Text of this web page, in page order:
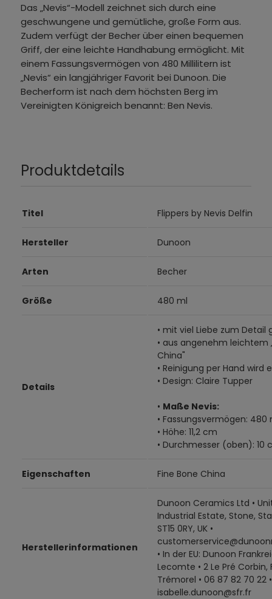
Das „Nevis“-Modell zeichnet sich durch eine
geschwungene und gemütliche, große Form aus.
Zudem verfügt der Becher über einen bequemen
Griff, der eine leichte Handhabung ermöglicht. Mit
einem Fassungsvermögen von 480 Millilitern ist
„Nevis“ ein langjähriger Favorit bei Dunoon. Die
Becherform ist nach dem höchsten Berg im
Vereinigten Königreich benannt: Ben Nevis.
Produktdetails
Titel Flippers by Nevis Delfin
Hersteller Dunoon
Arten Becher
Größe 480 ml
Details
• mit viel Liebe zum Detail
• aus angenehm leichtem
China"
• Reinigung per Hand wird
• Design: Claire Tupper
• Maße Nevis:
• Fassungsvermögen: 480
• Höhe: 11,2 cm
• Durchmesser (oben): 10
Eigenschaften Fine Bone China
Herstellerinformationen
Dunoon Ceramics Ltd •
Industrial Estate, Stone,
ST15 0RY, UK •
• In der EU: Dunoon
Lecomte • 2 Le Pré Corbin,
Trémorel • 06 87 82 70 22 •
isabelle.dunoon@sfr.fr